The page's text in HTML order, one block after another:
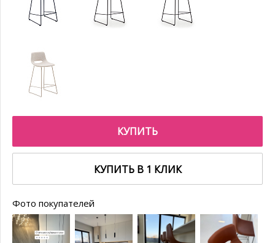
КУПИТЬ
КУПИТЬ В 1 КЛИК
Фото покупателей